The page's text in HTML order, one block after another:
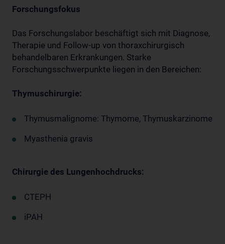
Forschungsfokus
Das Forschungslabor beschäftigt sich mit Diagnose,
Therapie und Follow-up von thoraxchirurgisch
behandelbaren Erkrankungen. Starke
Forschungsschwerpunkte liegen in den Bereichen:
Thymuschirurgie:
Thymusmalignome: Thymome, Thymuskarzinome
Myasthenia gravis
Chirurgie des Lungenhochdrucks:
CTEPH
iPAH